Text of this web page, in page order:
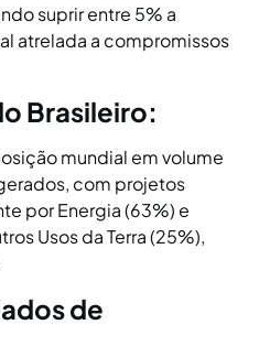
suprir entre 5% a
atrelada a compromissos
Brasileiro:
mundial em volume
com projetos
por Energia (63%) e
Usos da Terra (25%),
de